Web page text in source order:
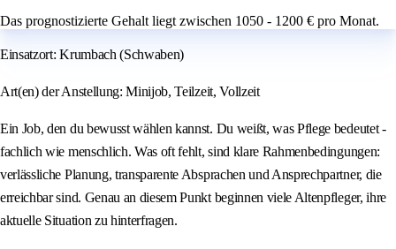
Das prognostizierte Gehalt liegt zwischen 1050 - 1200 € pro Monat.
Einsatzort: Krumbach (Schwaben)
Art(en) der Anstellung: Minijob, Teilzeit, Vollzeit
Ein Job, den du bewusst wählen kannst. Du weißt, was Pflege bedeutet -
fachlich wie menschlich. Was oft fehlt, sind klare Rahmenbedingungen:
verlässliche Planung, transparente Absprachen und Ansprechpartner, die
erreichbar sind. Genau an diesem Punkt beginnen viele Altenpfleger, ihre
aktuelle Situation zu hinterfragen.